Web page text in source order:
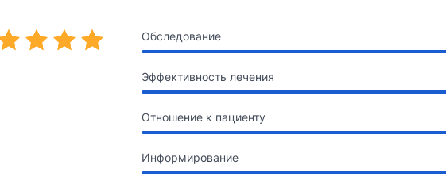
Обследование
Эффективность лечения
Отношение к пациенту
Информирование